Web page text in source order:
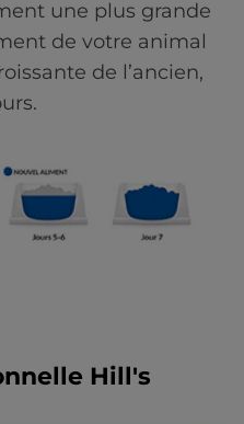
une plus grande
de votre animal
de l’ancien,
Hill's